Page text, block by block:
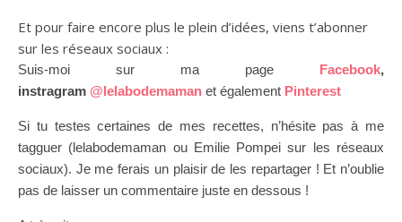
Et pour faire encore plus le plein d’idées, viens t’abonner
sur les réseaux sociaux :
Suis-moi sur ma page Facebook,
instragram @lelabodemaman et également Pinterest
Si tu testes certaines de mes recettes, n’hésite pas à me
tagguer (lelabodemaman ou Emilie Pompei sur les réseaux
sociaux). Je me ferais un plaisir de les repartager ! Et n’oublie
pas de laisser un commentaire juste en dessous !